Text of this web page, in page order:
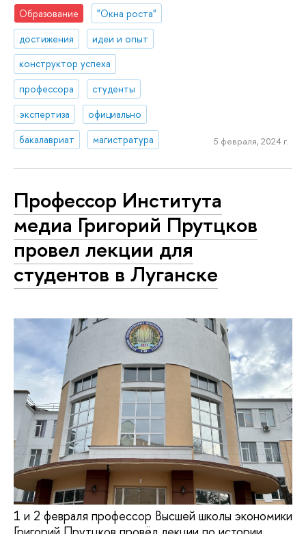
Образование
"Окна роста"
достижения
идеи и опыт
конструктор успеха
профессора
студенты
экспертиза
официально
бакалавриат
магистратура 5 февраля, 2024 г.
Профессор Института
медиа Григорий Прутцков
провел лекции для
студентов в Луганске
1 и 2 февраля профессор Высшей школы экономики